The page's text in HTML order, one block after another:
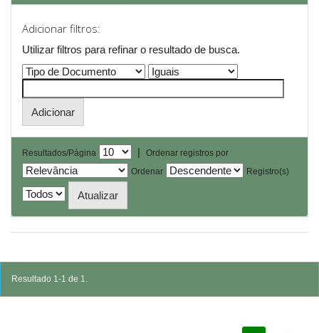
Adicionar filtros:
Utilizar filtros para refinar o resultado de busca.
Resultados/Página |
Ordenar registros por
Ordenar
Registro(s)
Resultado 1-1 de 1.